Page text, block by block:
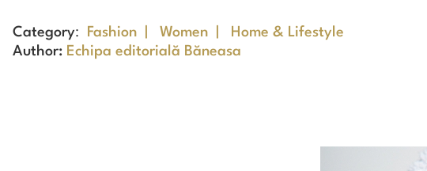
Category: Fashion Women
Home & Lifestyle
Author: Echipa editorială Băneasa